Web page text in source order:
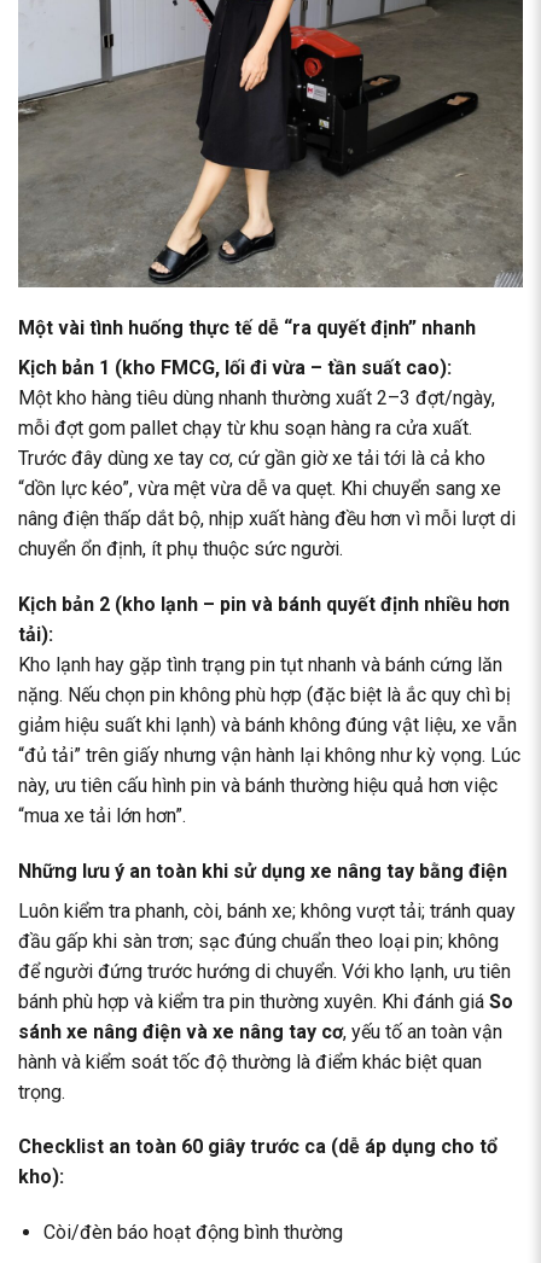
Một vài tình huống thực tế dễ “ra quyết định” nhanh
Kịch bản 1 (kho FMCG, lối đi vừa – tần suất cao):
Một kho hàng tiêu dùng nhanh thường xuất 2–3 đợt/ngày,
mỗi đợt gom pallet chạy từ khu soạn hàng ra cửa xuất.
Trước đây dùng xe tay cơ, cứ gần giờ xe tải tới là cả kho
“dồn lực kéo”, vừa mệt vừa dễ va quẹt. Khi chuyển sang xe
nâng điện thấp dắt bộ, nhịp xuất hàng đều hơn vì mỗi lượt di
chuyển ổn định, ít phụ thuộc sức người.
Kịch bản 2 (kho lạnh – pin và bánh quyết định nhiều hơn
tải):
Kho lạnh hay gặp tình trạng pin tụt nhanh và bánh cứng lăn
nặng. Nếu chọn pin không phù hợp (đặc biệt là ắc quy chì bị
giảm hiệu suất khi lạnh) và bánh không đúng vật liệu, xe vẫn
“đủ tải” trên giấy nhưng vận hành lại không như kỳ vọng. Lúc
này, ưu tiên cấu hình pin và bánh thường hiệu quả hơn việc
“mua xe tải lớn hơn”.
Những lưu ý an toàn khi sử dụng xe nâng tay bằng điện
Luôn kiểm tra phanh, còi, bánh xe; không vượt tải; tránh quay
đầu gấp khi sàn trơn; sạc đúng chuẩn theo loại pin; không
để người đứng trước hướng di chuyển. Với kho lạnh, ưu tiên
bánh phù hợp và kiểm tra pin thường xuyên. Khi đánh giá So
sánh xe nâng điện và xe nâng tay cơ, yếu tố an toàn vận
hành và kiểm soát tốc độ thường là điểm khác biệt quan
trọng.
Checklist an toàn 60 giây trước ca (dễ áp dụng cho tổ
kho):
Còi/đèn báo hoạt động bình thường